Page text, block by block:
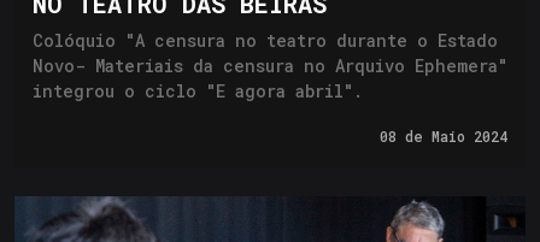
Colóquio "A censura no teatro durante o Estado
Novo- Materiais da censura no Arquivo Ephemera"
integrou o ciclo "E agora abril".
08 de Maio 2024